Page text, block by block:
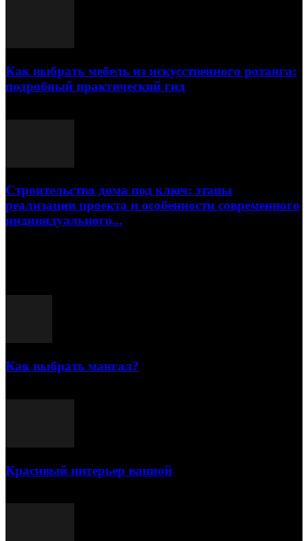
Как выбрать мебель из искусственного ротанга:
подробный практический гид
Строительство дома под ключ: этапы
реализации проекта и особенности современного
индивидуального...
Как выбрать мангал?
Красивый интерьер ванной